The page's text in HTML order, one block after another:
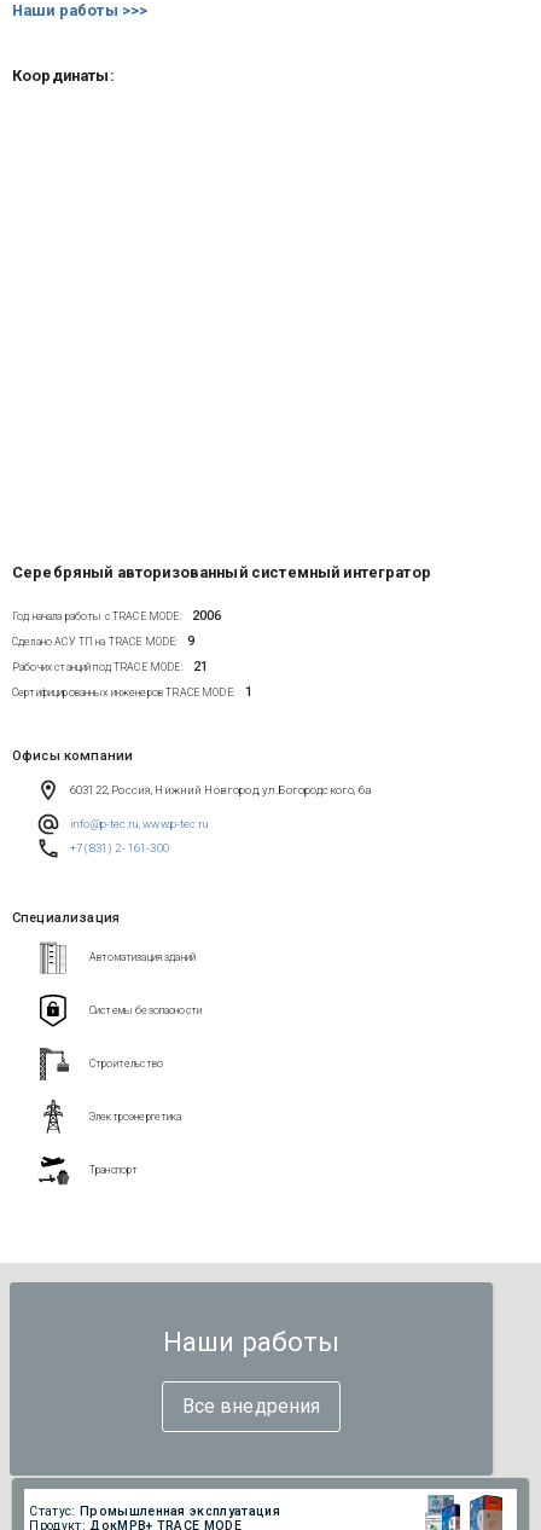
Наши работы >>>
Координаты:
Серебряный авторизованный системный интегратор
Год начала работы с TRACE MODE: 2006
Сделано АСУ ТП на TRACE MODE: 9
Рабочих станций под TRACE MODE: 21
Сертифицированных инженеров TRACE MODE: 1
Офисы компании
603122, Россия, Нижний Новгород, ул.Богородского, 6а
info@p-tec.ru,www.p-tec.ru
+7 (831) 2- 161-300
Специализация
Автоматизация зданий
Системы безопасности
Строительство
Электроэнергетика
Транспорт
Наши работы
Все внедрения
Статус: Промышленная эксплуатация
Продукт:ДокМРВ+ TRACE MODE